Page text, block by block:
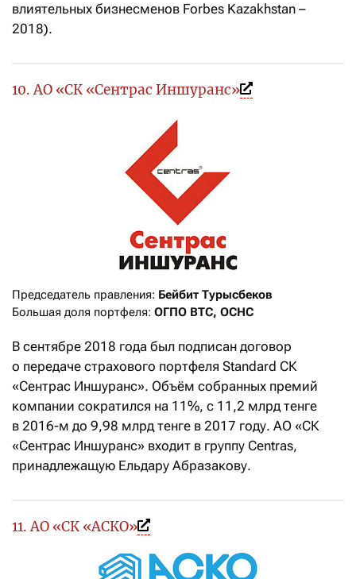
влиятельных бизнесменов Forbes Kazakhstan –
2018).
10. АО «СК «Cентрас Иншуранс»
Председатель правления: Бейбит Турысбеков
Большая доля портфеля: ОГПО ВТС, ОСНС
В сентябре 2018 года был подписан договор
о передаче страхового портфеля Standard СК
«Сентрас Иншуранс». Объём собранных премий
компании сократился на 11%, с 11,2 млрд тенге
в 2016-м до 9,98 млрд тенге в 2017 году. АО «СК
«Сентрас Иншуранс» входит в группу Centras,
принадлежащую Ельдару Абразакову.
11. АО «СК «АСКО»